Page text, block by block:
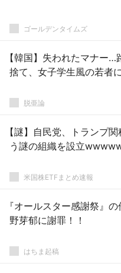
ゴールデンタイムズ
【韓国】失われたマナー
捨て、女子学生風の若者
脱亜論
【謎】自民党、トランプ
う謎の組織を設立
米国株ETFまとめ速報
『オールスター感謝祭』
野芽郁に謝罪！！
はちま起稿